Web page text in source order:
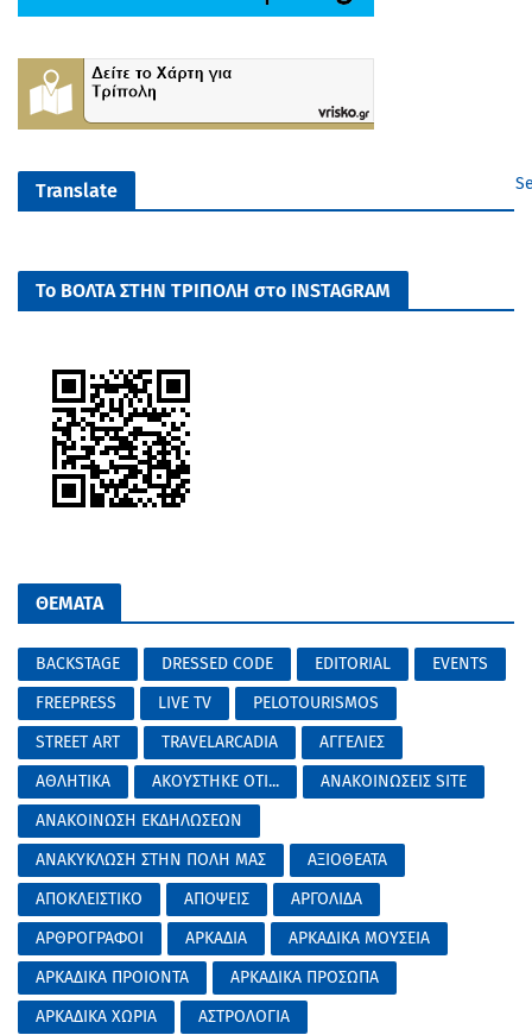
Translate
Το ΒΟΛΤΑ ΣΤΗΝ ΤΡΙΠΟΛΗ στο INSTAGRAM
ΘΕΜΑΤΑ
BACKSTAGE DRESSED CODE EDITORIAL
EVENTS
FREEPRESS
LIVE TV
PELOTOURISMOS
STREET ART
TRAVELARCADIA
ΑΓΓΕΛΙΕΣ
ΑΘΛΗΤΙΚΑ
ΑΚΟΥΣΤΗΚΕ ΟΤΙ...
ΑΝΑΚΟΙΝΩΣΕΙΣ SITE
ΑΝΑΚΟΙΝΩΣΗ ΕΚΔΗΛΩΣΕΩΝ
ΑΝΑΚΥΚΛΩΣΗ ΣΤΗΝ ΠΟΛΗ ΜΑΣ
ΑΞΙΟΘΕΑΤΑ
ΑΠΟΚΛΕΙΣΤΙΚΟ
ΑΠΟΨΕΙΣ
ΑΡΓΟΛΙΔΑ
ΑΡΘΡΟΓΡΑΦΟΙ
ΑΡΚΑΔΙΑ
ΑΡΚΑΔΙΚΑ ΜΟΥΣΕΙΑ
ΑΡΚΑΔΙΚΑ ΠΡΟΙΟΝΤΑ
ΑΡΚΑΔΙΚΑ ΠΡΟΣΩΠΑ
ΑΡΚΑΔΙΚΑ ΧΩΡΙΑ
ΑΣΤΡΟΛΟΓΙΑ